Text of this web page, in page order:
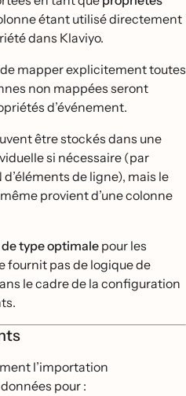
étant utilisé directement
dans Klaviyo.
de mapper explicitement toutes
non mappées seront
d’événement.
être stockés dans une
si nécessaire (par
de ligne), mais le
provient d’une colonne
type optimale pour les
fournit pas de logique de
le cadre de la configuration
l’importation
pour :